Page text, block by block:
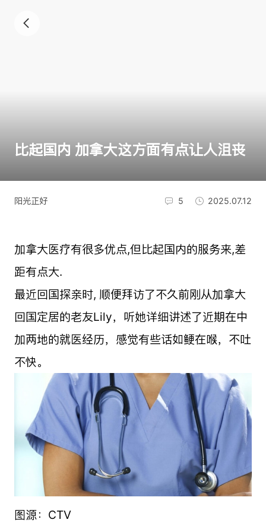
比起国内 加拿大这方面有点让人沮丧
阳光正好 5 2025.07.12
加拿大医疗有很多优点,但比起国内的服务来,差
距有点大.
最近回国探亲时, 顺便拜访了不久前刚从加拿大
回国定居的老友Lily，听她详细讲述了近期在中
加两地的就医经历，感觉有些话如鲠在喉，不吐
不快。
图源：CTV